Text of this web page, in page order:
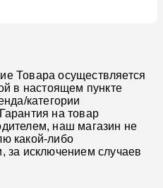
Товара осуществляется
в настоящем пункте
категории
на товар
наш магазин не
какой-либо
за исключением случаев